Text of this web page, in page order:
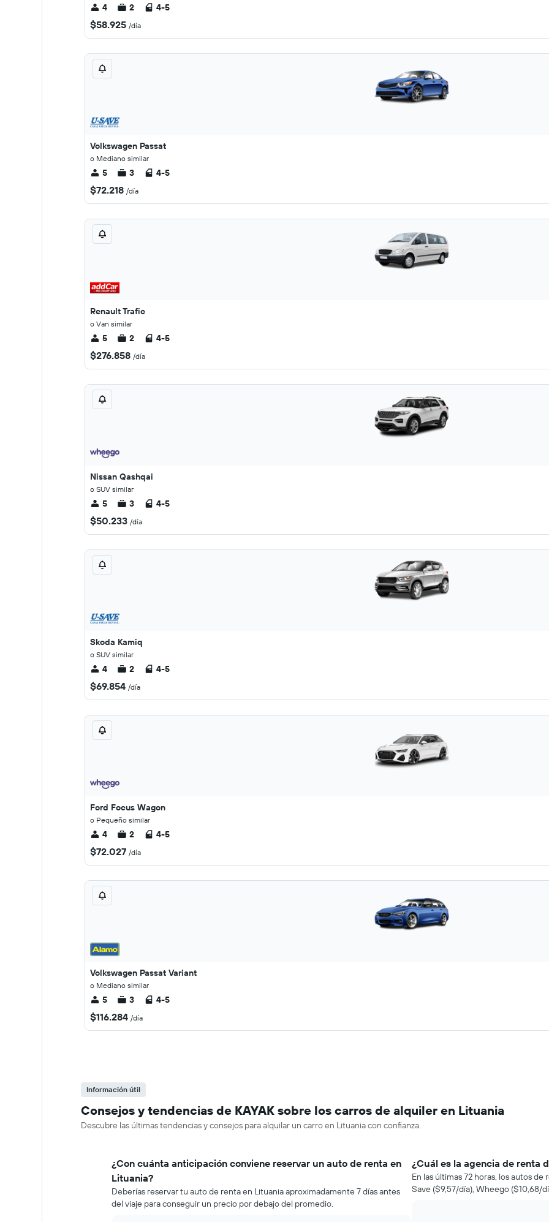
4 2 4-5
$58.925 /día
Volkswagen Passat
o Mediano similar
5 3 4-5
$72.218 /día
Renault Trafic
o Van similar
5 2 4-5
$276.858 /día
Nissan Qashqai
o SUV similar
5 3 4-5
$50.233 /día
Skoda Kamiq
o SUV similar
4 2 4-5
$69.854 /día
Ford Focus Wagon
o Pequeño similar
4 2 4-5
$72.027 /día
Volkswagen Passat Variant
o Mediano similar
5 3 4-5
$116.284 /día
Información útil
Consejos y tendencias de KAYAK sobre los carros de alquiler en Lituania
Descubre las últimas tendencias y consejos para alquilar un carro en Lituania con confianza.
¿Con cuánta anticipación conviene reservar un auto de renta en
Lituania?
Deberías reservar tu auto de renta en Lituania aproximadamente 7 días antes
del viaje para conseguir un precio por debajo del promedio.
¿Cuál es la agencia de renta
En las últimas 72 horas, los autos
Save ($9,57/día), Wheego ($10,68/